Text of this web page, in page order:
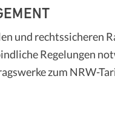
und rechtssicheren
Regelungen
zum NRW-